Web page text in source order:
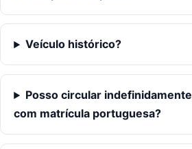
Veículo histórico?
Posso circular
com matrícula portuguesa?